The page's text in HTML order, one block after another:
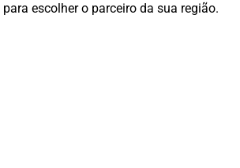
escolher o parceiro da sua região.